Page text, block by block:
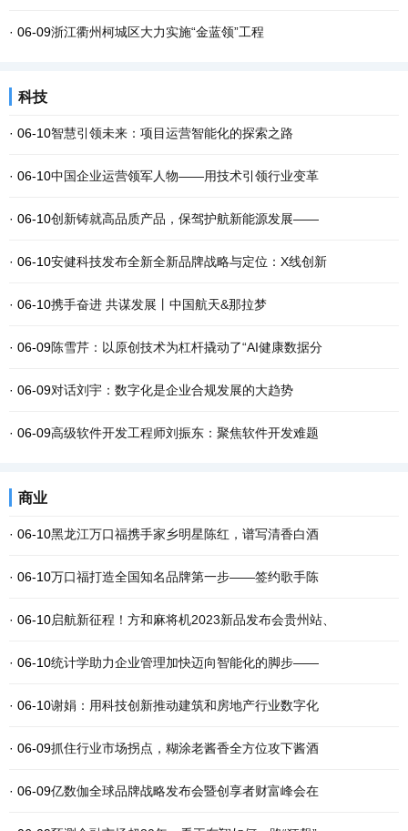
· 06-09浙江衢州柯城区大力实施“金蓝领”工程
科技
· 06-10智慧引领未来：项目运营智能化的探索之路
· 06-10中国企业运营领军人物——用技术引领行业变革
· 06-10创新铸就高品质产品，保驾护航新能源发展——
· 06-10安健科技发布全新全新品牌战略与定位：X线创新
· 06-10携手奋进 共谋发展丨中国航天&那拉梦
· 06-09陈雪芹：以原创技术为杠杆撬动了“AI健康数据分
· 06-09对话刘宇：数字化是企业合规发展的大趋势
· 06-09高级软件开发工程师刘振东：聚焦软件开发难题
商业
· 06-10黑龙江万口福携手家乡明星陈红，谱写清香白酒
· 06-10万口福打造全国知名品牌第一步——签约歌手陈
· 06-10启航新征程！方和麻将机2023新品发布会贵州站、
· 06-10统计学助力企业管理加快迈向智能化的脚步——
· 06-10谢娟：用科技创新推动建筑和房地产行业数字化
· 06-09抓住行业市场拐点，糊涂老酱香全方位攻下酱酒
· 06-09亿数伽全球品牌战略发布会暨创享者财富峰会在